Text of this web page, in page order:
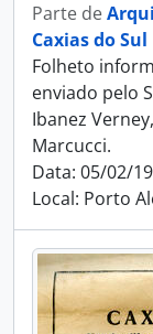
Parte de
Caxias do Sul
Folheto
enviado pelo
Ibanez
Marcucci.
Data: 05/02/
Local: Porto